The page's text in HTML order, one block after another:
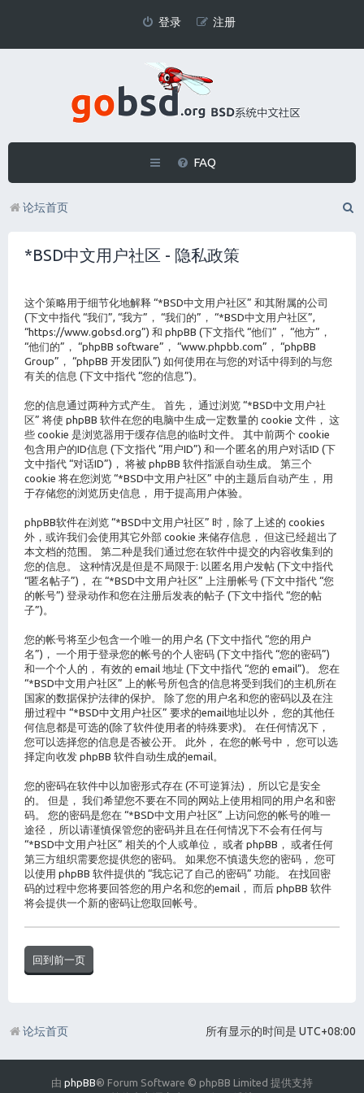
登录 注册
FAQ
论坛首页
*BSD中文用户社区 - 隐私政策
这个策略用于细节化地解释 “*BSD中文用户社区” 和其附属的公司
(下文中指代 “我们”, “我方”， “我们的”， “*BSD中文用户社区”,
“https://www.gobsd.org”) 和 phpBB (下文指代 “他们”， “他方”，
“他们的”， “phpBB software”， “www.phpbb.com”， “phpBB
Group”， “phpBB 开发团队”) 如何使用在与您的对话中得到的与您
有关的信息 (下文中指代 “您的信息”)。
您的信息通过两种方式产生。 首先， 通过浏览 “*BSD中文用户社
区” 将使 phpBB 软件在您的电脑中生成一定数量的 cookie 文件， 这
些 cookie 是浏览器用于缓存信息的临时文件。 其中前两个 cookie
包含用户的ID信息 (下文指代 “用户ID”) 和一个匿名的用户对话ID (下
文中指代 “对话ID”)， 将被 phpBB 软件指派自动生成。 第三个
cookie 将在您浏览 “*BSD中文用户社区” 中的主题后自动产生， 用
于存储您的浏览历史信息， 用于提高用户体验。
phpBB软件在浏览 “*BSD中文用户社区” 时，除了上述的 cookies
外，或许我们会使用其它外部 cookie 来储存信息， 但这已经超出了
本文档的范围。 第二种是我们通过您在软件中提交的内容收集到的
您的信息。 这种情况是但是不局限于: 以匿名用户发帖 (下文中指代
“匿名帖子”)， 在 “*BSD中文用户社区” 上注册帐号 (下文中指代 “您
的帐号”) 登录动作和您在注册后发表的帖子 (下文中指代 “您的帖
子”)。
您的帐号将至少包含一个唯一的用户名 (下文中指代 “您的用户
名”)， 一个用于登录您的帐号的个人密码 (下文中指代 “您的密码”)
和一个个人的， 有效的 email 地址 (下文中指代 “您的 email”)。 您在
“*BSD中文用户社区” 上的帐号所包含的信息将受到我们的主机所在
国家的数据保护法律的保护。 除了您的用户名和您的密码以及在注
册过程中 “*BSD中文用户社区” 要求的email地址以外， 您的其他任
何信息都是可选的(除了软件使用者的特殊要求)。 在任何情况下，
您可以选择您的信息是否被公开。 此外， 在您的帐号中， 您可以选
择定向收发 phpBB 软件自动生成的email。
您的密码在软件中以加密形式存在 (不可逆算法)， 所以它是安全
的。 但是， 我们希望您不要在不同的网站上使用相同的用户名和密
码。 您的密码是您在 “*BSD中文用户社区” 上访问您的帐号的唯一
途径， 所以请谨慎保管您的密码并且在任何情况下不会有任何与
“*BSD中文用户社区” 相关的个人或单位， 或者 phpBB， 或者任何
第三方组织需要您提供您的密码。 如果您不慎遗失您的密码， 您可
以使用 phpBB 软件提供的 “我忘记了自己的密码” 功能。 在找回密
码的过程中您将要回答您的用户名和您的email， 而后 phpBB 软件
将会提供一个新的密码让您取回帐号。
回到前一页
所有显示的时间是 UTC+08:00
论坛首页
由 phpBB® Forum Software © phpBB Limited 提供支持